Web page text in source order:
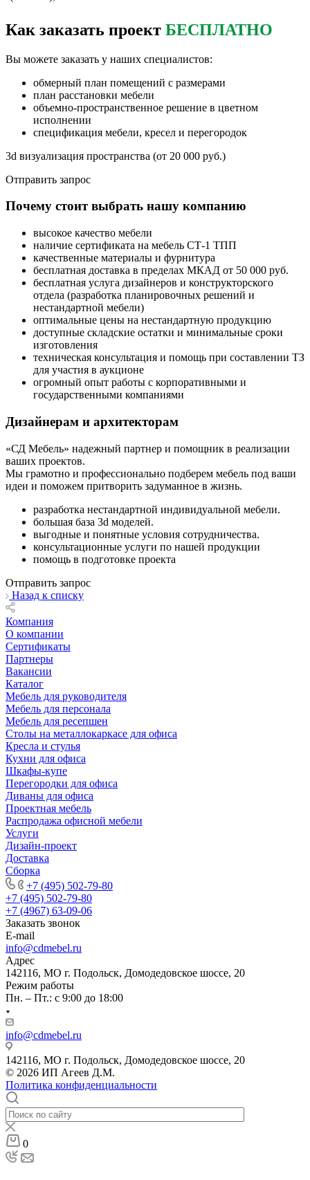
Как заказать проект БЕСПЛАТНО
Вы можете заказать у наших специалистов:
обмерный план помещений с размерами
план расстановки мебели
объемно-пространственное решение в цветном
исполнении
спецификация мебели, кресел и перегородок
3d визуализация пространства (от 20 000 руб.)
Отправить запрос
Почему стоит выбрать нашу компанию
высокое качество мебели
наличие сертификата на мебель СТ-1 ТПП
качественные материалы и фурнитура
бесплатная доставка в пределах МКАД от 50 000 руб.
бесплатная услуга дизайнеров и конструкторского
отдела (разработка планировочных решений и
нестандартной мебели)
оптимальные цены на нестандартную продукцию
доступные складские остатки и минимальные сроки
изготовления
техническая консультация и помощь при составлении ТЗ
для участия в аукционе
огромный опыт работы с корпоративными и
государственными компаниями
Дизайнерам и архитекторам
«СД Мебель» надежный партнер и помощник в реализации
ваших проектов.
Мы грамотно и профессионально подберем мебель под ваши
идеи и поможем притворить задуманное в жизнь.
разработка нестандартной индивидуальной мебели.
большая база 3d моделей.
выгодные и понятные условия сотрудничества.
консультационные услуги по нашей продукции
помощь в подготовке проекта
Отправить запрос
Назад к списку
Компания
О компании
Сертификаты
Партнеры
Вакансии
Каталог
Мебель для руководителя
Мебель для персонала
Мебель для ресепшен
Столы на металлокаркасе для офиса
Кресла и стулья
Кухни для офиса
Шкафы-купе
Перегородки для офиса
Диваны для офиса
Проектная мебель
Распродажа офисной мебели
Услуги
Дизайн-проект
Доставка
Сборка
+7 (495) 502-79-80
+7 (495) 502-79-80
+7 (4967) 63-09-06
Заказать звонок
E-mail
info@cdmebel.ru
Адрес
142116, МО г. Подольск, Домодедовское шоссе, 20
Режим работы
Пн. – Пт.: с 9:00 до 18:00
info@cdmebel.ru
142116, МО г. Подольск, Домодедовское шоссе, 20
© 2026 ИП Агеев Д.М.
Политика конфиденциальности
0